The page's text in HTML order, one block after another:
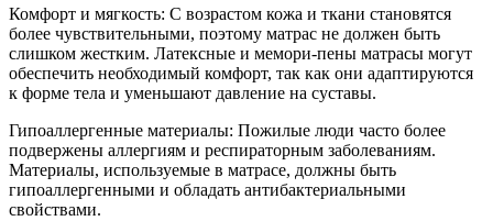
Комфорт и мягкость: С возрастом кожа и ткани становятся
более чувствительными, поэтому матрас не должен быть
слишком жестким. Латексные и мемори-пены матрасы могут
обеспечить необходимый комфорт, так как они адаптируются
к форме тела и уменьшают давление на суставы.
Гипоаллергенные материалы: Пожилые люди часто более
подвержены аллергиям и респираторным заболеваниям.
Материалы, используемые в матрасе, должны быть
гипоаллергенными и обладать антибактериальными
свойствами.